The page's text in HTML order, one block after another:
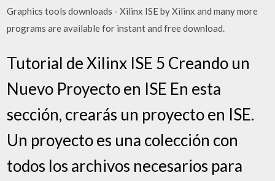
Graphics tools downloads - Xilinx ISE by Xilinx and many more
programs are available for instant and free download.
Tutorial de Xilinx ISE 5 Creando un
Nuevo Proyecto en ISE En esta
sección, crearás un proyecto en ISE.
Un proyecto es una colección con
todos los archivos necesarios para